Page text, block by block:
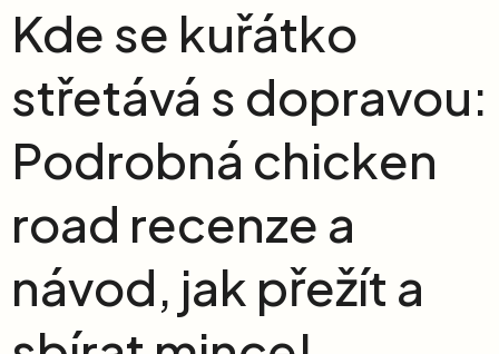
Kde se kuřátko
střetává s dopravou:
Podrobná chicken
road recenze a
návod, jak přežít a